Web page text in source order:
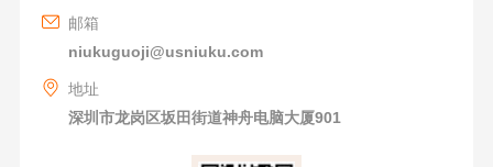
邮箱
niukuguoji@usniuku.com
地址
深圳市龙岗区坂田街道神舟电脑大厦901